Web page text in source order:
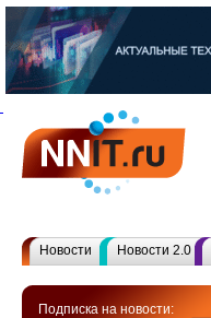
Новости Новости 2.0
Подписка на новости: